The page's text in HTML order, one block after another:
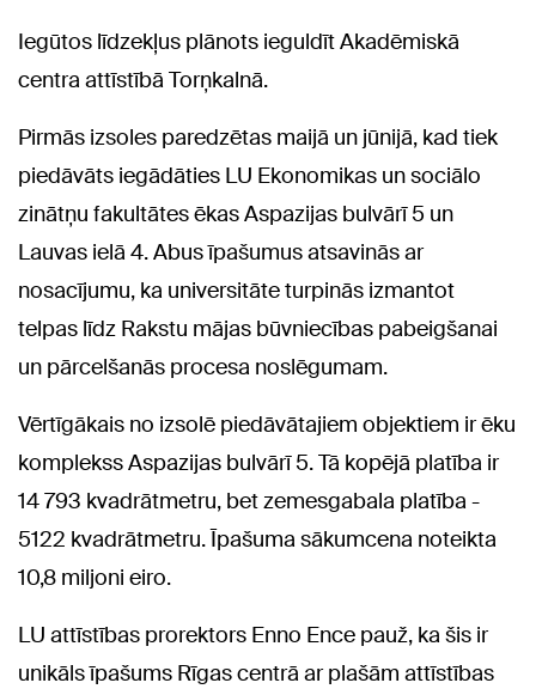
Iegūtos līdzekļus plānots ieguldīt Akadēmiskā
centra attīstībā Torņkalnā.
Pirmās izsoles paredzētas maijā un jūnijā, kad tiek
piedāvāts iegādāties LU Ekonomikas un sociālo
zinātņu fakultātes ēkas Aspazijas bulvārī 5 un
Lauvas ielā 4. Abus īpašumus atsavinās ar
nosacījumu, ka universitāte turpinās izmantot
telpas līdz Rakstu mājas būvniecības pabeigšanai
un pārcelšanās procesa noslēgumam.
Vērtīgākais no izsolē piedāvātajiem objektiem ir ēku
komplekss Aspazijas bulvārī 5. Tā kopējā platība ir
14 793 kvadrātmetru, bet zemesgabala platība -
5122 kvadrātmetru. Īpašuma sākumcena noteikta
10,8 miljoni eiro.
LU attīstības prorektors Enno Ence pauž, ka šis ir
unikāls īpašums Rīgas centrā ar plašām attīstības